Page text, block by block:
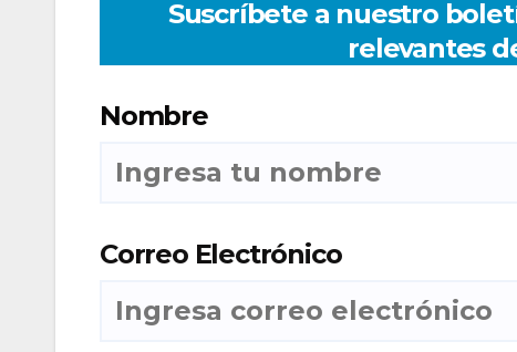
Suscríbete a nuestro
relevantes
Nombre
Correo Electrónico